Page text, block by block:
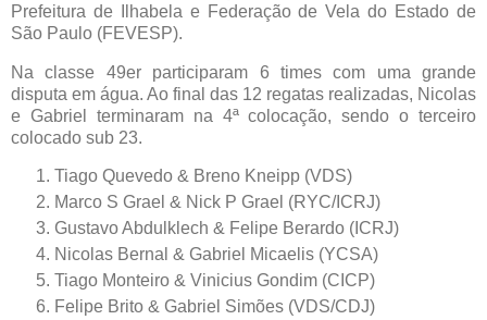
Prefeitura de Ilhabela e Federação de Vela do Estado de
São Paulo (FEVESP).
Na classe 49er participaram 6 times com uma grande
disputa em água. Ao final das 12 regatas realizadas, Nicolas
e Gabriel terminaram na 4ª colocação, sendo o terceiro
colocado sub 23.
Tiago Quevedo & Breno Kneipp (VDS)
Marco S Grael & Nick P Grael (RYC/ICRJ)
Gustavo Abdulklech & Felipe Berardo (ICRJ)
Nicolas Bernal & Gabriel Micaelis (YCSA)
Tiago Monteiro & Vinicius Gondim (CICP)
Felipe Brito & Gabriel Simões (VDS/CDJ)